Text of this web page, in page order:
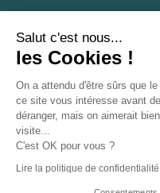
Salut c'est nous...
les Cookies !
On a attendu d'être sûrs que
ce site vous intéresse avant
déranger, mais on aimerait
visite...
C'est OK pour vous ?
Lire la politique de confidentialité